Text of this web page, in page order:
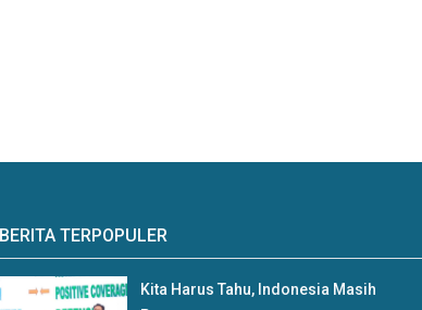
BERITA TERPOPULER
Kita Harus Tahu, Indonesia Masih